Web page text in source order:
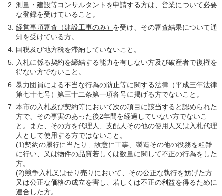
測量・建設等コンサルタントを申請する方は、営業について必要
な登録を受けていること。
経営事項審査（建設工事のみ） を受け、その審査結果について通
知を受けている方。
国税及び地方税を滞納していないこと。
入札に係る契約を締結する能力を有しない方及び破産者で復権を
得ない方でないこと。
暴力団員による不当な行為の防止等に関する法律（平成三年法律
第七十七号）第三十二条第一項各号に掲げる方でないこと。
本市の入札及び契約等において次の項目に該当すると認められた
方で、その事実のあった後2年間を経過していない方でないこ
と。また、その方を代理人、支配人その他の使用人又は入札代理
人として使用する方ではないこと。
(1)契約の履行に当たり、故意に工事、製造その他の役務を粗雑
に行い、又は物件の品質若しくは数量に関して不正の行為をした
方。
(2)競争入札又はせり売りにおいて、その公正な執行を妨げた方
又は公正な価格の成立を害し、若しくは不正の利益を得るために
連合した方。